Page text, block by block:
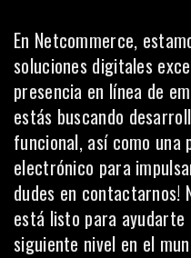
En Netcommerce,
soluciones digitales
presencia en línea de
estás buscando
funcional, así como
electrónico para
dudes en contactarnos!
está listo para
siguiente nivel en el